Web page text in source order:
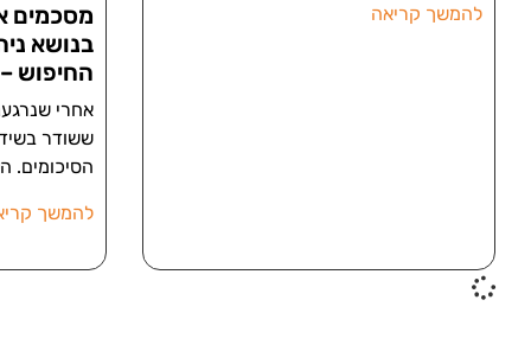
להמשך קריאה
מסכמים
בנושא
החיפוש
אחרי
ששודר
הסיכומים.
להמשך